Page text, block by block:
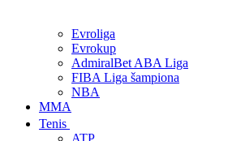
Evroliga
Evrokup
AdmiralBet ABA Liga
FIBA Liga šampiona
NBA
MMA
Tenis
ATP